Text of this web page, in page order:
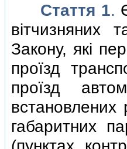
Стаття 1.
вiтчизняних
Закону, якi
проїзд
проїзд
габаритних